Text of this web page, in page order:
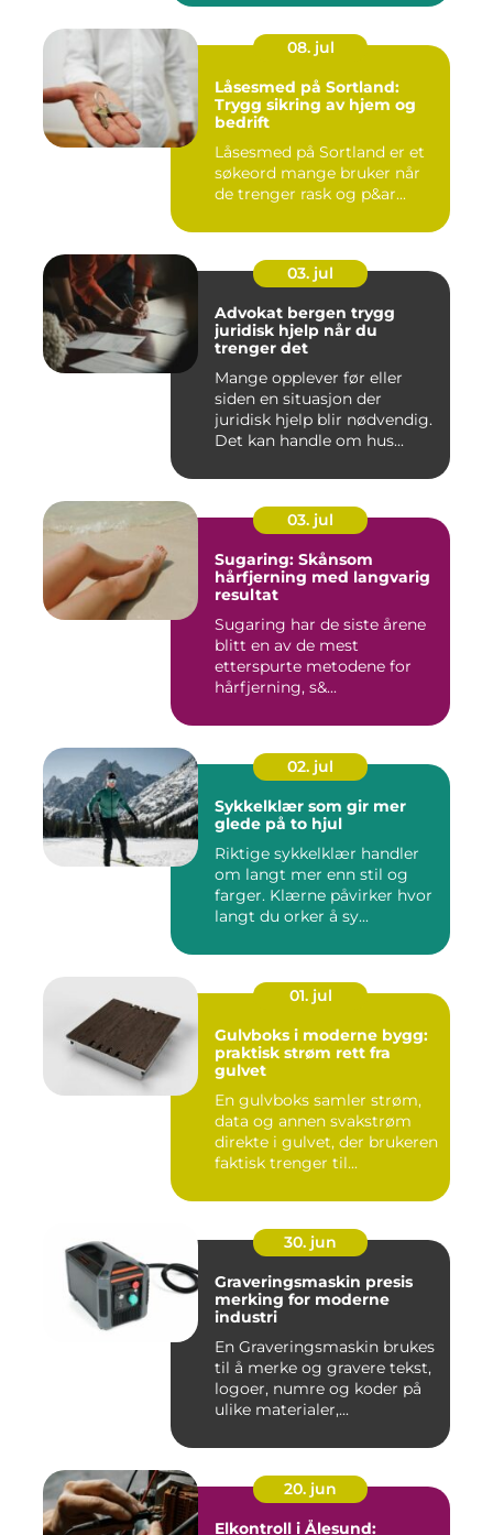
08. jul
Låsesmed på Sortland:
Trygg sikring av hjem og
bedrift
Låsesmed på Sortland er et
søkeord mange bruker når
de trenger rask og p&ar...
03. jul
Advokat bergen trygg
juridisk hjelp når du
trenger det
Mange opplever før eller
siden en situasjon der
juridisk hjelp blir nødvendig.
Det kan handle om hus...
03. jul
Sugaring: Skånsom
hårfjerning med langvarig
resultat
Sugaring har de siste årene
blitt en av de mest
etterspurte metodene for
hårfjerning, s&...
02. jul
Sykkelklær som gir mer
glede på to hjul
Riktige sykkelklær handler
om langt mer enn stil og
farger. Klærne påvirker hvor
langt du orker å sy...
01. jul
Gulvboks i moderne bygg:
praktisk strøm rett fra
gulvet
En gulvboks samler strøm,
data og annen svakstrøm
direkte i gulvet, der brukeren
faktisk trenger til...
30. jun
Graveringsmaskin presis
merking for moderne
industri
En Graveringsmaskin brukes
til å merke og gravere tekst,
logoer, numre og koder på
ulike materialer,...
20. jun
Elkontroll i Ålesund: